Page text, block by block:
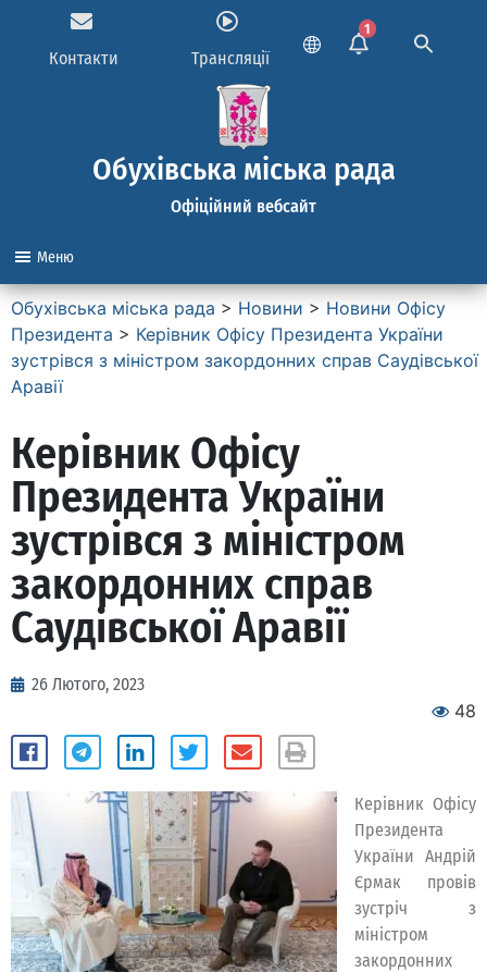
Контакти Трансляції
1
Обухівська міська рада
Офіційний вебсайт
Меню
Обухівська міська рада > Новини > Новини Офісу
Президента > Керівник Офісу Президента України
зустрівся з міністром закордонних справ Саудівської
Аравії
Керівник Офісу
Президента України
зустрівся з міністром
закордонних справ
Саудівської Аравії
26 Лютого, 2023
48
Керівник Офісу
Президента
України Андрій
Єрмак провів
зустріч з
міністром
закордонних